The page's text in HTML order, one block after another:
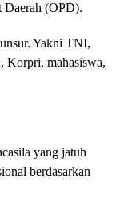
Daerah (OPD).
Yakni TNI,
Korpri, mahasiswa,
yang jatuh
berdasarkan